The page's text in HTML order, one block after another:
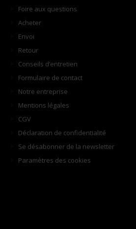
Foire aux questions
Acheter
Envoi
Retour
Conseils d’entretien
Formulaire de contact
Notre entreprise
Mentions légales
CGV
Déclaration de confidentialité
Se désabonner de la newsletter
Paramètres des cookies